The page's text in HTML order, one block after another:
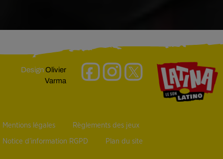
DesignOlivier
Varma
Mentions légales Règlements des jeux
Notice d’information RGPD Plan du site